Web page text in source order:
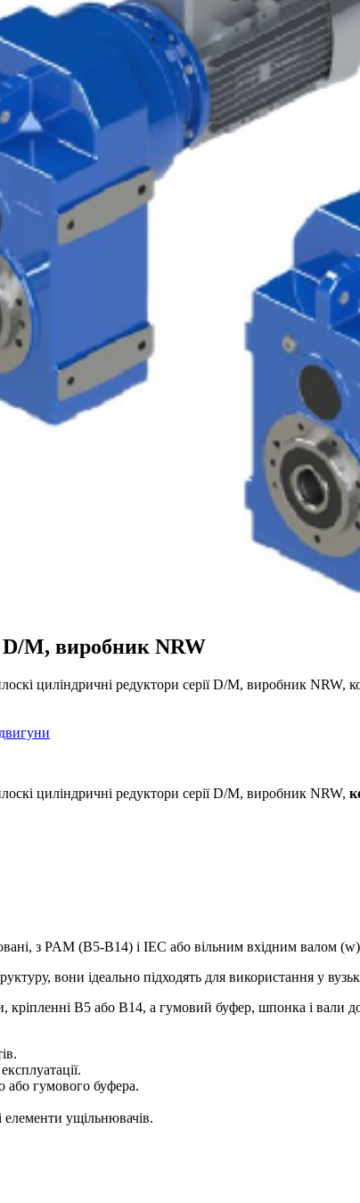
D/M, виробник NRW
циліндричні редуктори серії D/M, виробник
циліндричні редуктори серії D/M, виробник NRW,
з PAM (B5-B14) і IEC або вільним вхідним валом
вони ідеально підходять для використання у
B5 або B14, а гумовий буфер, шпонка і вали
або гумового буфера.
елементи ущільнювачів.